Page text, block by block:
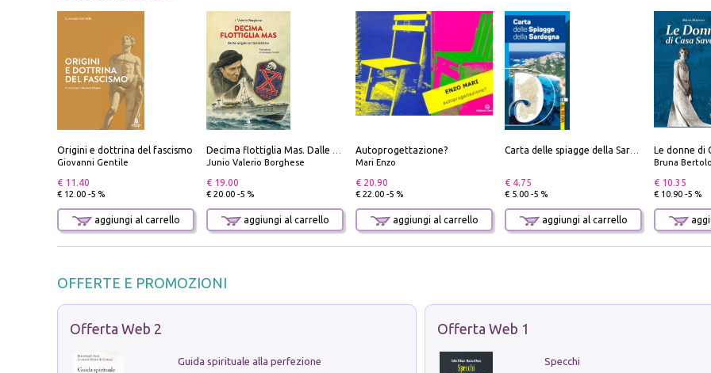
Origini e dottrina del fascismo
Giovanni Gentile
€ 11.40
€ 12.00 -5 %
aggiungi al carrello
Decima flottiglia Mas. Dalle origini all'armistizio
Junio Valerio Borghese
€ 19.00
€ 20.00 -5 %
aggiungi al carrello
Autoprogettazione?
Mari Enzo
€ 20.90
€ 22.00 -5 %
aggiungi al carrello
Carta delle spiagge della Sardegna. Con custodia
€ 4.75
€ 5.00 -5 %
aggiungi al carrello
Le donne di
Bruna Bertolo
€ 10.35
€ 10.90 -5 %
OFFERTE E PROMOZIONI
Offerta Web 2
Guida spirituale alla perfezione
Offerta Web 1
Specchi